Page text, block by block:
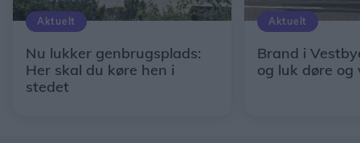
Aktuelt
Nu lukker genbrugsplads:
Her skal du køre hen i
stedet
Aktuelt
Brand i
og luk døre og